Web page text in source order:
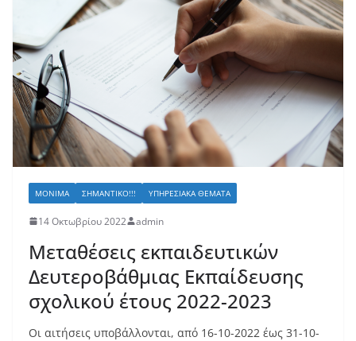
ΜΌΝΙΜΑ ΣΗΜΑΝΤΙΚΌ!!! ΥΠΗΡΕΣΙΑΚΆ ΘΈΜΑΤΑ
14 Οκτωβρίου 2022 admin
Μεταθέσεις εκπαιδευτικών
Δευτεροβάθμιας Εκπαίδευσης
σχολικού έτους 2022-2023
Οι αιτήσεις υποβάλλονται, από 16-10-2022 έως 31-10-